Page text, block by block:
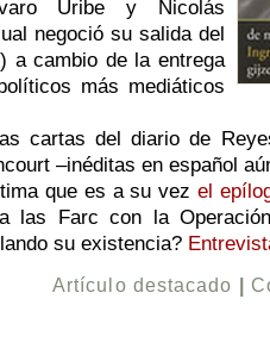
Uribe y Nicolás
negoció su salida del
a cambio de la entrega
más mediáticos
cartas del diario de
–inéditas en español
que es a su vez el
las Farc con la
su existencia?
Artículo destacado